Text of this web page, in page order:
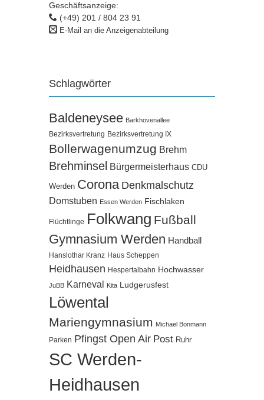
Geschäftsanzeige:
(+49) 201 / 804 23 91
E-Mail an die Anzeigenabteilung
Schlagwörter
Baldeneysee Barkhovenallee
Bezirksvertretung Bezirksvertretung IX
Bollerwagenumzug Brehm
Brehminsel Bürgermeisterhaus CDU
Werden Corona Denkmalschutz
Domstuben Essen Werden Fischlaken
Flüchtlinge Folkwang Fußball
Gymnasium Werden Handball
Hanslothar Kranz Haus Scheppen
Heidhausen Hespertalbahn Hochwasser
JuBB Karneval Kita Ludgerusfest
Löwental
Mariengymnasium Michael Bonmann
Parken Pfingst Open Air Post Ruhr
SC Werden-
Heidhausen